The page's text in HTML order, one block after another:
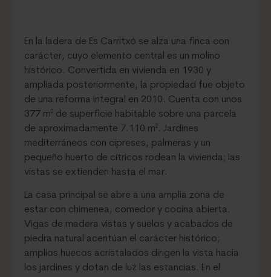
En la ladera de Es Carritxó se alza una finca con
carácter, cuyo elemento central es un molino
histórico. Convertida en vivienda en 1930 y
ampliada posteriormente, la propiedad fue objeto
de una reforma integral en 2010. Cuenta con unos
377 m² de superficie habitable sobre una parcela
de aproximadamente 7.110 m². Jardines
mediterráneos con cipreses, palmeras y un
pequeño huerto de cítricos rodean la vivienda; las
vistas se extienden hasta el mar.
La casa principal se abre a una amplia zona de
estar con chimenea, comedor y cocina abierta.
Vigas de madera vistas y suelos y acabados de
piedra natural acentúan el carácter histórico;
amplios huecos acristalados dirigen la vista hacia
los jardines y dotan de luz las estancias. En el